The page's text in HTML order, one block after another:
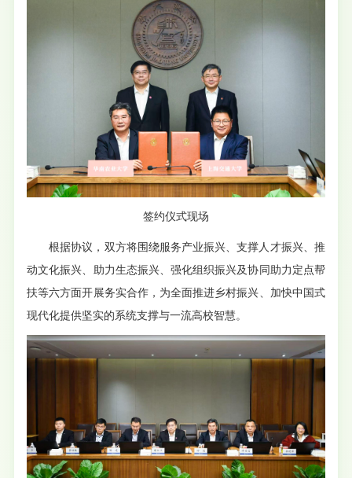
签约仪式现场
根据协议，双方将围绕服务产业振兴、支撑人才振兴、推
动文化振兴、助力生态振兴、强化组织振兴及协同助力定点帮
扶等六方面开展务实合作，为全面推进乡村振兴、加快中国式
现代化提供坚实的系统支撑与一流高校智慧。